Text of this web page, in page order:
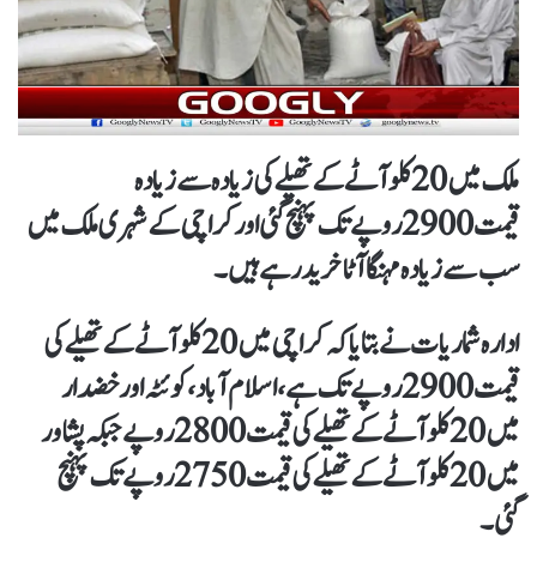
ملک میں 20 کلو آٹے کے تھیلےکی زیادہ سے زیادہ
قیمت 2900 روپے تک پہنچ گئی اور کراچی کے شہری ملک میں
سب سے زیادہ مہنگا آٹا خرید رہے ہیں۔
ادارہ شماریات نے بتایاکہ کراچی میں 20کلو آٹے کے تھیلے کی
قیمت 2900 روپے تک ہے، اسلام آباد، کوئٹہ اور خضدار
میں20 کلو آٹے کے تھیلے کی قیمت 2800روپے جبکہ پشاور
میں 20 کلو آٹے کے تھیلے کی قیمت 2750 روپے تک پہنچ
گئی۔